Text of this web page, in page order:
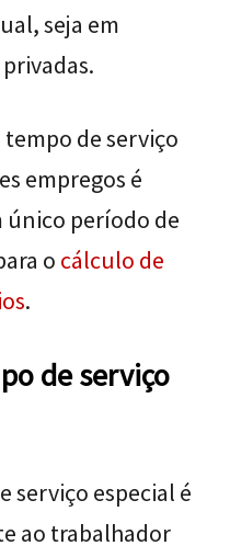
seja em
de serviço
empregos é
único período de
o cálculo de
.
de serviço
serviço especial é
ao trabalhador